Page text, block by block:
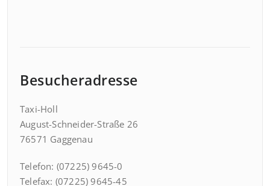
Besucheradresse
Taxi-Holl
August-Schneider-Straße 26
76571 Gaggenau
Telefon: (07225) 9645-0
Telefax: (07225) 9645-45